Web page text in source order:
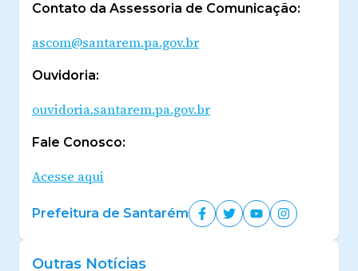
Contato da Assessoria de Comunicação:
ascom@santarem.pa.gov.br
Ouvidoria:
ouvidoria.santarem.pa.gov.br
Fale Conosco:
Acesse aqui
Prefeitura de Santarém
Outras Notícias